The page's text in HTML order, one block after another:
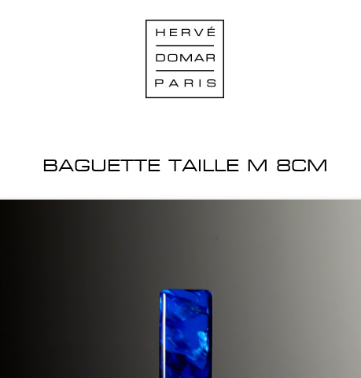
BAGUETTE TAILLE M 8CM